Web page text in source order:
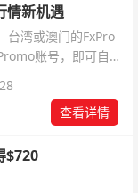
情新机遇
台湾或澳门的FxPro
账号，即可自动
查看详情
$720